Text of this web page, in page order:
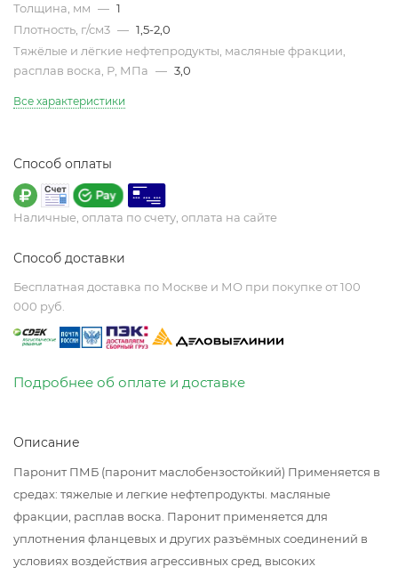
Толщина, мм — 1
Плотность, г/см3 — 1,5-2,0
Тяжёлые и лёгкие нефтепродукты, масляные фракции,
расплав воска, Р, МПа — 3,0
Все характеристики
Способ оплаты
Наличные, оплата по счету, оплата на сайте
Способ доставки
Бесплатная доставка по Москве и МО при покупке от 100
000 руб.
Подробнее об оплате и доставке
Описание
Паронит ПМБ (паронит маслобензостойкий) Применяется в
средах: тяжелые и легкие нефтепродукты. масляные
фракции, расплав воска. Паронит применяется для
уплотнения фланцевых и других разъёмных соединений в
условиях воздействия агрессивных сред, высоких